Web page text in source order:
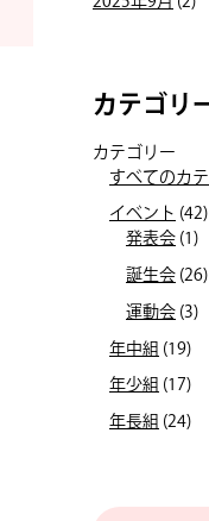
カテゴリ
カテゴリー
すべてのカ
イベント (42)
発表会 (1)
誕生会 (26)
運動会 (3)
年中組 (19)
年少組 (17)
年長組 (24)